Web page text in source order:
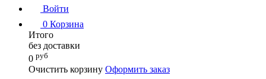
Войти
0 Корзина
Итого
без доставки
0 руб
Очистить корзину Оформить заказ